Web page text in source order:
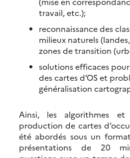
travail, etc.);
reconnaissance des
milieux naturels
zones de transition
solutions efficaces
des cartes d’OS et
généralisation
Ainsi, les algorithmes
production de cartes
été abordés sous un
présentations de 20